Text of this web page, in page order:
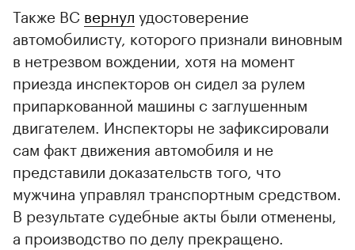
Также ВС вернул удостоверение
автомобилисту, которого признали виновным
в нетрезвом вождении, хотя на момент
приезда инспекторов он сидел за рулем
припаркованной машины с заглушенным
двигателем. Инспекторы не зафиксировали
сам факт движения автомобиля и не
представили доказательств того, что
мужчина управлял транспортным средством.
В результате судебные акты были отменены,
а производство по делу прекращено.